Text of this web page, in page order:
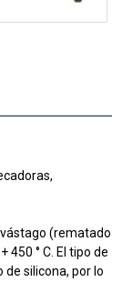
(rematado
450 ° C. El tipo de
silicona, por lo